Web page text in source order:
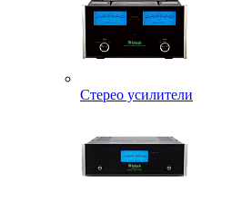
Стерео усилители